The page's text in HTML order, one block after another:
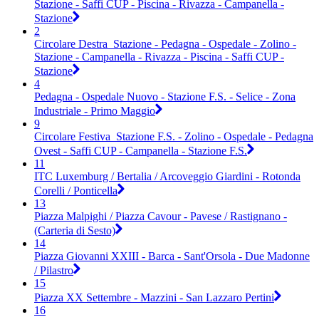
Stazione - Saffi CUP - Piscina - Rivazza - Campanella -
Stazione
2
Circolare Destra_Stazione - Pedagna - Ospedale - Zolino -
Stazione - Campanella - Rivazza - Piscina - Saffi CUP -
Stazione
4
Pedagna - Ospedale Nuovo - Stazione F.S. - Selice - Zona
Industriale - Primo Maggio
9
Circolare Festiva_Stazione F.S. - Zolino - Ospedale - Pedagna
Ovest - Saffi CUP - Campanella - Stazione F.S.
11
ITC Luxemburg / Bertalia / Arcoveggio Giardini - Rotonda
Corelli / Ponticella
13
Piazza Malpighi / Piazza Cavour - Pavese / Rastignano -
(Carteria di Sesto)
14
Piazza Giovanni XXIII - Barca - Sant'Orsola - Due Madonne
/ Pilastro
15
Piazza XX Settembre - Mazzini - San Lazzaro Pertini
16